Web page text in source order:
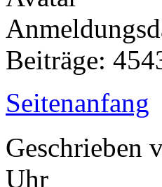
Beiträge:
Seitenanfang
Geschrieben
Uhr